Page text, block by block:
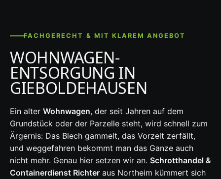
FACHGERECHT & MIT KLAREM ANGEBOT
WOHNWAGEN-
ENTSORGUNG IN
GIEBOLDEHAUSEN
Ein alter Wohnwagen, der seit Jahren auf dem
Grundstück oder der Parzelle steht, wird schnell zum
Ärgernis: Das Blech gammelt, das Vorzelt zerfällt,
und weggefahren bekommt man das Ganze auch
nicht mehr. Genau hier setzen wir an. Schrotthandel &
Containerdienst Richter aus Northeim kümmert sich